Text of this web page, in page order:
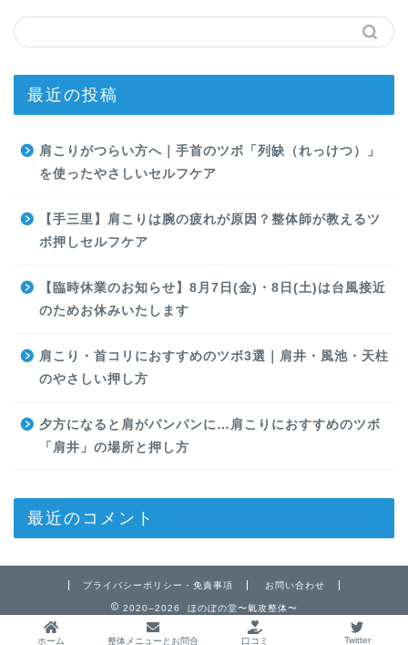
最近の投稿
肩こりがつらい方へ｜手首のツボ「列缺（れっけつ）」
を使ったやさしいセルフケア
【手三里】肩こりは腕の疲れが原因？整体師が教えるツ
ボ押しセルフケア
【臨時休業のお知らせ】8月7日(金)・8日(土)は台風接近
のためお休みいたします
肩こり・首コリにおすすめのツボ3選｜肩井・風池・天柱
のやさしい押し方
夕方になると肩がパンパンに…肩こりにおすすめのツボ
「肩井」の場所と押し方
最近のコメント
プライバシーポリシー・免責事項 お問い合わせ
2020–2026 ほのぼの堂〜氣攻整体〜
ホーム 整体メニューとお問合 口コミ Twitter